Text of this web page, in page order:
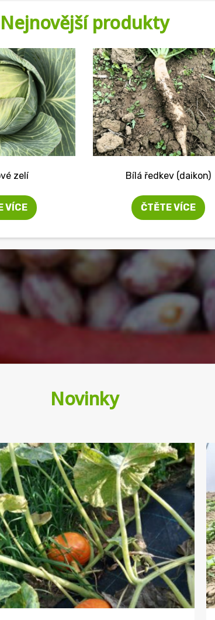
Nejnovější produkty
zelí
VÍCE
Bílá ředkev (daikon)
ČTĚTE VÍCE
Novinky